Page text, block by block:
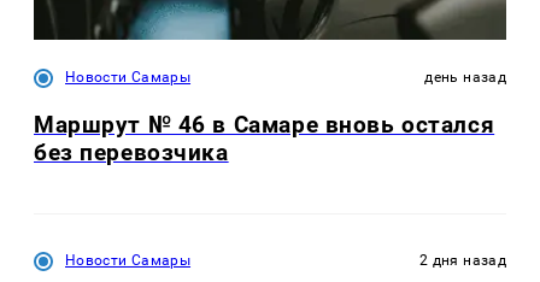
Новости Самары день назад
Маршрут № 46 в Самаре вновь остался
без перевозчика
Новости Самары 2 дня назад